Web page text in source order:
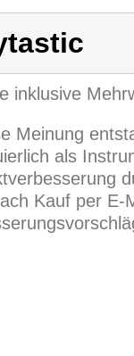
inklusive
Meinung
als
Kauf per E-